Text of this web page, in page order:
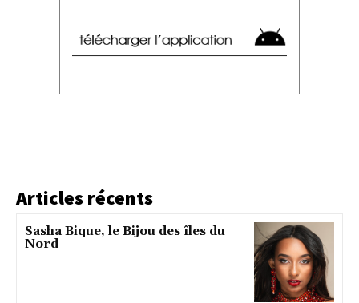
Articles récents
Sasha Bique, le Bijou des îles du
Nord